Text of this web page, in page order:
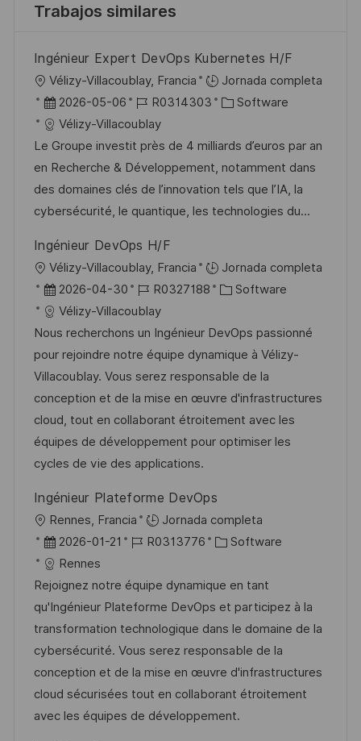
Trabajos similares
Ingénieur Expert DevOps Kubernetes H/F
U
b
c
a
c
i
n
Vélizy-Villacoublay, Francia
Jornada completa
F
e
c
h
a
d
p
u
b
i
c
a
c
i
ó
n
2026-05-06
I
D
d
e
e
m
l
e
o
R0314303
C
t
e
g
o
a
Software
Vélizy-Villacoublay
Le Groupe investit près de 4 milliards d’euros par an
en Recherche & Développement, notamment dans
des domaines clés de l’innovation tels que l’IA, la
cybersécurité, le quantique, les technologies du...
Ingénieur DevOps H/F
U
b
c
a
c
i
ó
n
Vélizy-Villacoublay, Francia
Jornada completa
F
e
c
h
a
d
e
p
u
l
i
c
a
c
i
ó
n
2026-04-30
I
D
d
e
e
m
p
l
e
R0327188
C
t
e
g
o
r
í
Software
Vélizy-Villacoublay
Nous recherchons un Ingénieur DevOps passionné
pour rejoindre notre équipe dynamique à Vélizy-
Villacoublay. Vous serez responsable de la
conception et de la mise en œuvre d'infrastructures
cloud, tout en collaborant étroitement avec les
équipes de développement pour optimiser les
cycles de vie des applications.
Ingénieur Plateforme DevOps
U
b
c
a
c
i
ó
n
Rennes, Francia
Jornada completa
F
e
c
h
a
d
e
p
u
2026-01-21
I
d
e
e
m
p
l
e
R0313776
C
t
e
g
o
r
í
a
Software
Rennes
Rejoignez notre équipe dynamique en tant
qu'Ingénieur Plateforme DevOps et participez à la
transformation technologique dans le domaine de la
cybersécurité. Vous serez responsable de la
conception et de la mise en œuvre d'infrastructures
cloud sécurisées tout en collaborant étroitement
avec les équipes de développement.